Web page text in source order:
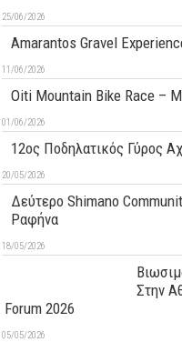
25/06/2026
Amarantos Gravel
11/06/2026
Oiti Mountain Bike Race –
01/06/2026
12ος Ποδηλατικός Γύρος
20/05/2026
Δεύτερo Shimano
Ραφήνα
18/05/2026
Στην
Forum 2026
05/05/2026